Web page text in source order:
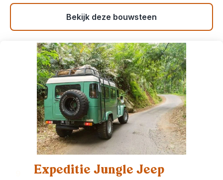
Bekijk deze bouwsteen
Expeditie Jungle Jeep